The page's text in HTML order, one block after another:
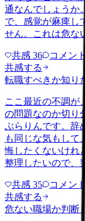
通なんでしょうか
で、感覚が麻痺し
せん。これは危な
共感 36 コメント
共感する
転職すべきか知り
ここ最近の不調が
の問題なのか切り
ぶらりんです。辞
も同じな気もして
悔したくないけれ
整理したいので、
共感 35 コメント
共感する
危ない職場か判断